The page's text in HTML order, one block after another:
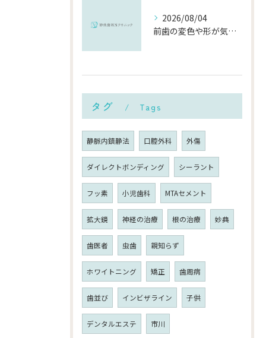
2026/08/04
前歯の変色や形が気になる…削らずにきれいに整える「ダイレクトボンディング」とは？
タグ Tags
静脈内鎮静法 口腔外科 外傷
ダイレクトボンディング シーラント
フッ素 小児歯科 MTAセメント
拡大鏡 神経の治療 根の治療 妙典
歯医者 虫歯 親知らず
ホワイトニング 矯正 歯周病
歯並び インビザライン 子供
デンタルエステ 市川